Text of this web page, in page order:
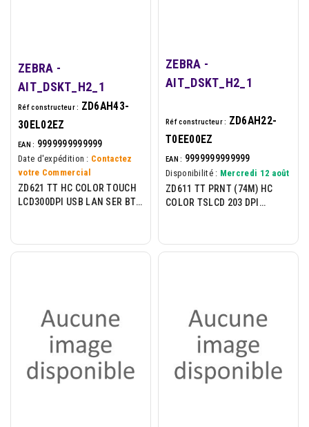
ZEBRA -
AIT_DSKT_H2_1
Réf constructeur : ZD6AH43-
30EL02EZ
EAN : 9999999999999
Date d'expédition : Contactez
votre Commercial
ZD621 TT HC COLOR TOUCH
LCD300DPI USB LAN SER BT4
ZEBRA -
AIT_DSKT_H2_1
Réf constructeur : ZD6AH22-
T0EE00EZ
EAN : 9999999999999
Disponibilité : Mercredi 12 août
ZD611 TT PRNT (74M) HC
COLOR TSLCD 203 DPI